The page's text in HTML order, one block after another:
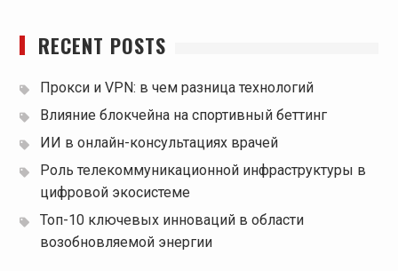
RECENT POSTS
Прокси и VPN: в чем разница технологий
Влияние блокчейна на спортивный беттинг
ИИ в онлайн-консультациях врачей
Роль телекоммуникационной инфраструктуры в
цифровой экосистеме
Топ-10 ключевых инноваций в области
возобновляемой энергии